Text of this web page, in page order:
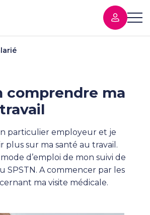
comprendre ma
particulier employeur et je
plus sur ma santé au travail.
d’emploi de mon suivi de
SPSTN. A commencer par les
ma visite médicale.